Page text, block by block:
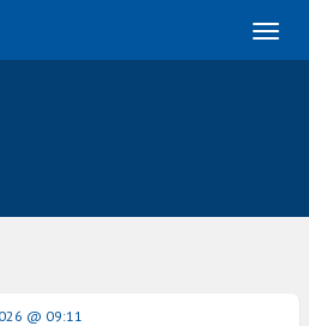
@ 09:11